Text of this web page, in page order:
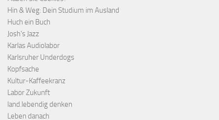
Hin & Weg: Dein Studium im Ausland
Huch ein Buch
Josh's Jazz
Karlas Audiolabor
Karlsruher Underdogs
Kopfsache
Kultur-Kaffeekranz
Labor Zukunft
land.lebendig denken
Leben danach